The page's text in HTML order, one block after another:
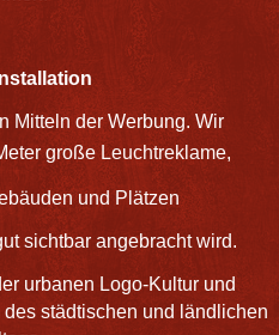
Mitteln der Werbung. Wir
großeLeuchtreklame,
und Plätzen
sichtbar angebracht wird.
urbanen Logo-Kultur und
städtischen und ländlichen